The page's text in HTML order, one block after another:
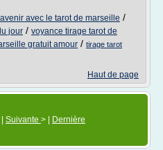
avec le tarot de marseille /
jour / voyance tirage tarot de
gratuit amour / tirage tarot
Haut de page
Suivante > |
Dernière